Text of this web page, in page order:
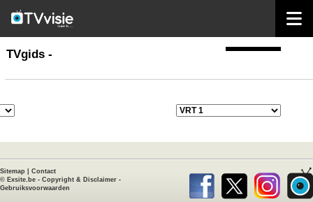
TVgids
TVgids -
Sitemap
Contact
© Exsite.be - Copyright & Disclaimer -
Gebruiksvoorwaarden